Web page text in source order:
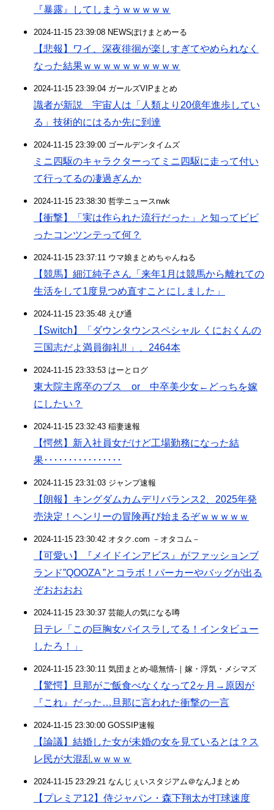
『暴露』してしまうｗｗｗｗｗ
2024-11-15 23:39:08 NEWSぽけまとめーる
【悲報】ワイ、深夜徘徊が楽しすぎてやめられなく
なった結果ｗｗｗｗｗｗｗｗｗｗ
2024-11-15 23:39:04 ガールズVIPまとめ
識者が新説 宇宙人は「人類より20億年進歩してい
る」技術的にはるか先に到達
2024-11-15 23:39:00 ゴールデンタイムズ
ミニ四駆のキャラクターってミニ四駆に走って付い
て行ってるの凄過ぎんか
2024-11-15 23:38:30 哲学ニュースnwk
【衝撃】「実は作られた流行だった」と知ってビビ
ったコンツンテって何？
2024-11-15 23:37:11 ウマ娘まとめちゃんねる
【競馬】細江純子さん「来年1月は競馬から離れての
生活をして1度見つめ直すことにしました」
2024-11-15 23:35:48 えび通
【Switch】「ダウンタウンスペシャル くにおくんの
三国志だよ満員御礼!! 」、2464本
2024-11-15 23:33:53 はーとログ
東大院主席卒のブス or 中卒美少女←どっちを嫁
にしたい？
2024-11-15 23:32:43 稲妻速報
【愕然】新入社員女だけど工場勤務になった結
果････････････････
2024-11-15 23:31:03 ジャンプ速報
【朗報】キングダムカムデリバランス2、2025年発
売決定！ヘンリーの冒険再び始まるぞｗｗｗｗｗ
2024-11-15 23:30:42 オタク.com －オタコム－
【可愛い】『メイドインアビス』がファッションブ
ランド”QOOZA ”とコラボ！パーカーやバッグが出る
ぞおおおお
2024-11-15 23:30:37 芸能人の気になる噂
日テレ「この巨胸女パイスラしてる！インタビュー
したろ！」
2024-11-15 23:30:11 気団まとめ-噫無情-｜嫁・浮気・メシマズ
【驚愕】旦那がご飯食べなくなって2ヶ月→原因が
『これ』だった…旦那に言われた衝撃の一言
2024-11-15 23:30:00 GOSSIP速報
【論議】結婚した女が未婚の女を見ているとは？ス
レ民が大混乱ｗｗｗｗ
2024-11-15 23:29:21 なんじぇいスタジアム＠なんJまとめ
【プレミア12】侍ジャパン・森下翔太が打球速度